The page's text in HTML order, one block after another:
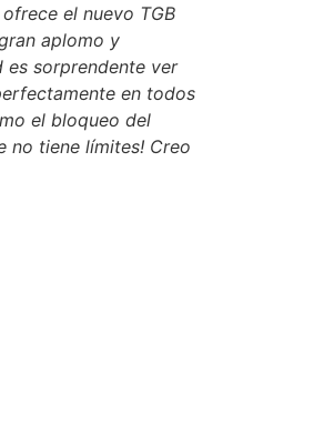
el nuevo TGB
aplomo y
es sorprendente ver
en todos
el bloqueo del
no tiene límites! Creo